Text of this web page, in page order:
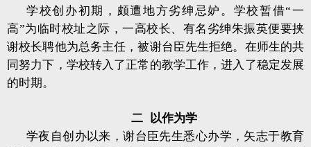
学校创办初期，颇遭地方劣绅忌妒。学校暂借“一
高”为临时校址之际，一高校长、有名劣绅朱振英便要挟
谢校长聘他为总务主任，被谢台臣先生拒绝。在师生的共
同努力下，学校转入了正常的教学工作，进入了稳定发展
的时期。
二 以作为学
学夜自创办以来，谢台臣先生悉心办学，矢志于教育